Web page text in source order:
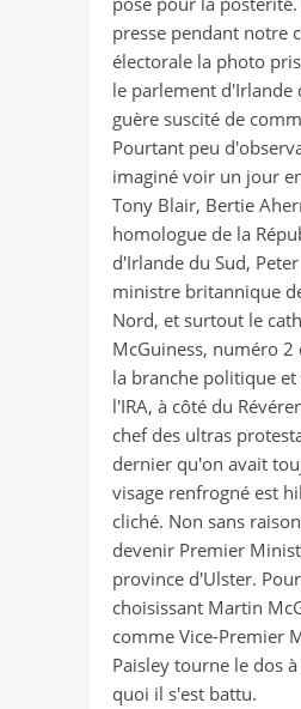
presse pendant notre
électorale la photo
le parlement d'Irlande
guère suscité de
Pourtant peu
imaginé voir un jour
Tony Blair, Bertie
homologue de la
d'Irlande du Sud,
ministre britannique
Nord, et surtout le
McGuiness, numéro 2
la branche politique
l'IRA, à côté du
chef des ultras
dernier qu'on avait
visage renfrogné est
cliché. Non sans
devenir Premier
province d'Ulster.
choisissant Martin
comme Vice-Premier
Paisley tourne le dos
quoi il s'est battu.